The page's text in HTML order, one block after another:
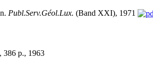
Publ.Serv.Géol.Lux. (Band XXI), 1971
386 p., 1963